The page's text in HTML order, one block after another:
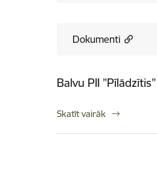
Dokumenti
Balvu PII
Skatīt vairāk